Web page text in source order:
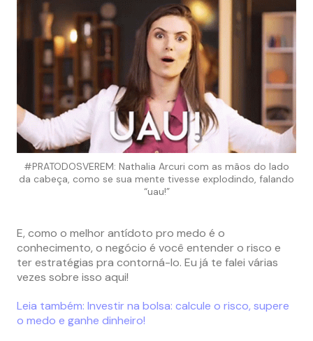
#PRATODOSVEREM: Nathalia Arcuri com as mãos do lado
da cabeça, como se sua mente tivesse explodindo, falando
“uau!”
E, como o melhor antídoto pro medo é o
conhecimento, o negócio é você entender o risco e
ter estratégias pra contorná-lo. Eu já te falei várias
vezes sobre isso aqui!
Leia também: Investir na bolsa: calcule o risco, supere
o medo e ganhe dinheiro!